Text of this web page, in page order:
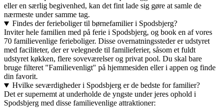
eller en særlig begivenhed, kan det fint lade sig gøre at samle de
nærmeste under samme tag.
Findes der ferieboliger til børnefamilier i Spodsbjerg?
Inviter hele familien med på ferie i Spodsbjerg, og book en af vores
70 familievenlige ferieboliger. Disse overnatningssteder er udstyret
med faciliteter, der er velegnede til familieferier, såsom et fuldt
udstyret køkken, flere soveværelser og privat pool. Du skal bare
bruge filteret "Familievenligt" på hjemmesiden eller i appen og finde
din favorit.
Hvilke seværdigheder i Spodsbjerg er de bedste for familier?
Det er supernemt at underholde de yngste under jeres ophold i
Spodsbjerg med disse familievenlige attraktioner: